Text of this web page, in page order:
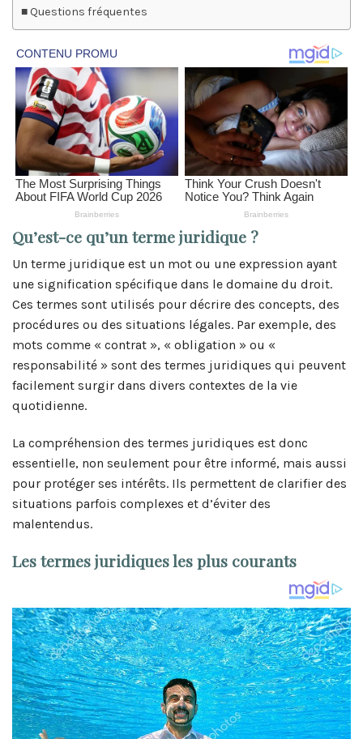
Questions fréquentes
Qu’est-ce qu’un terme juridique ?
Un terme juridique est un mot ou une expression ayant
une signification spécifique dans le domaine du droit.
Ces termes sont utilisés pour décrire des concepts, des
procédures ou des situations légales. Par exemple, des
mots comme « contrat », « obligation » ou «
responsabilité » sont des termes juridiques qui peuvent
facilement surgir dans divers contextes de la vie
quotidienne.
La compréhension des termes juridiques est donc
essentielle, non seulement pour être informé, mais aussi
pour protéger ses intérêts. Ils permettent de clarifier des
situations parfois complexes et d’éviter des
malentendus.
Les termes juridiques les plus courants